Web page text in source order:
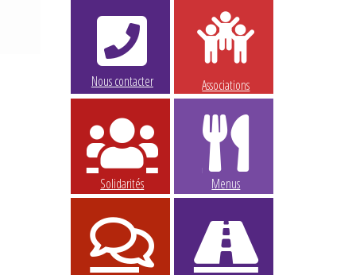
Nous contacter Associations
Solidarités Menus